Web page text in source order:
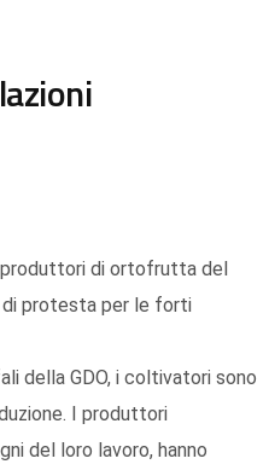
produttori di ortofrutta del
di protesta per le forti
della GDO, i coltivatori sono
I produttori
del loro lavoro, hanno